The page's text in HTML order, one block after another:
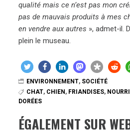
qualité mais ce n’est pas mon
pas de mauvais produits à mes
en vendre aux autres », admet-il.
plein le museau.
ENVIRONNEMENT, SOCIÉTÉ
CHAT, CHIEN, FRIANDISES,
DORÉES
ÉGALEMENT SUR